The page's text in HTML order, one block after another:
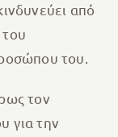
από
του.
τον
για την